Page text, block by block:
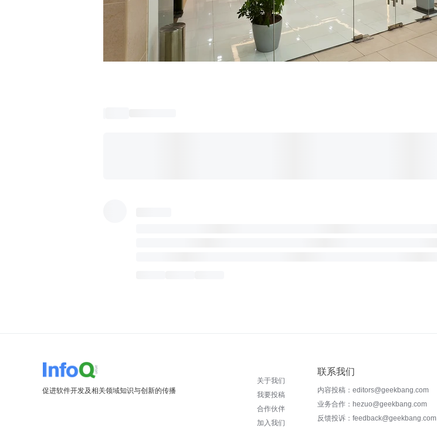
促进软件开发及相关领域知识与创新的传播
关于我们
我要投稿
合作伙伴
加入我们
联系我们
内容投稿：editors@geekbang.com
业务合作：hezuo@geekbang.com
反馈投诉：feedback@geekbang.com